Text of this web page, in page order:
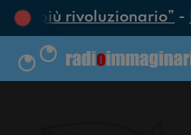
più rivoluzionario”-